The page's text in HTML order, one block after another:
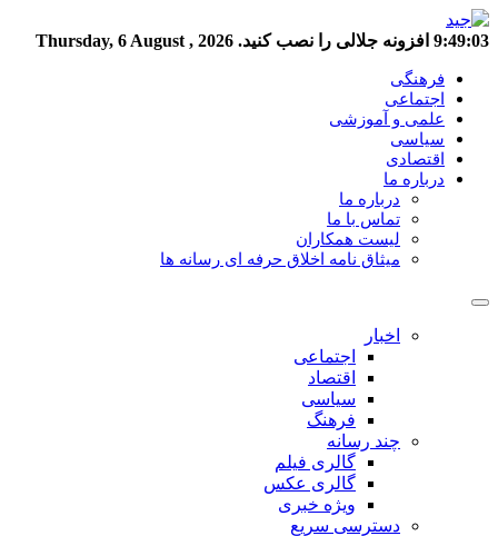
9:49:03 افزونه جلالی را نصب کنید. Thursday, 6 August , 2026
فرهنگی
اجتماعی
علمی و آموزشی
سیاسی
اقتصادی
درباره ما
درباره ما
تماس با ما
لیست همکاران
میثاق نامه اخلاق حرفه ای رسانه ها
اخبار
اجتماعی
اقتصاد
سیاسی
فرهنگ
چند رسانه
گالری فیلم
گالری عکس
ویژه خبری
دسترسی سریع